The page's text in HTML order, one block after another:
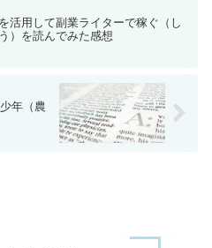
活用して副業ライターで稼ぐ（し
）を読んでみた感想
年（農